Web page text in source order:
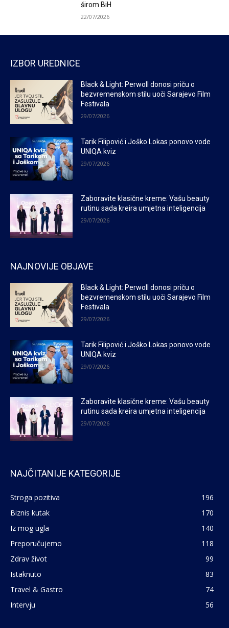
širom BiH
22/07/2026
IZBOR UREDNICE
Black & Light: Perwoll donosi priču o
bezvremenskom stilu uoči Sarajevo Film
Festivala
29/07/2026
Tarik Filipović i Joško Lokas ponovo vode
UNIQA kviz
29/07/2026
Zaboravite klasične kreme: Vašu beauty
rutinu sada kreira umjetna inteligencija
29/07/2026
NAJNOVIJE OBJAVE
Black & Light: Perwoll donosi priču o
bezvremenskom stilu uoči Sarajevo Film
Festivala
29/07/2026
Tarik Filipović i Joško Lokas ponovo vode
UNIQA kviz
29/07/2026
Zaboravite klasične kreme: Vašu beauty
rutinu sada kreira umjetna inteligencija
29/07/2026
NAJČITANIJE KATEGORIJE
Stroga pozitiva
196
Biznis kutak
170
Iz mog ugla
140
Preporučujemo
118
Zdrav život
99
Istaknuto
83
Travel & Gastro
74
Intervju
56